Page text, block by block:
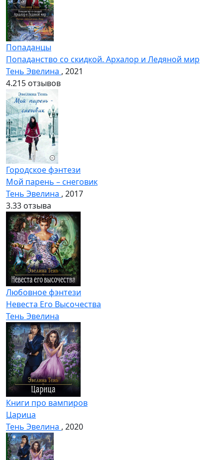
Попаданцы
Попаданство со скидкой. Архалор и Ледяной мир
Тень Эвелина , 2021
4.215 отзывов
Городское фэнтези
Мой парень – снеговик
Тень Эвелина , 2017
3.33 отзыва
Любовное фэнтези
Невеста Его Высочества
Тень Эвелина
Книги про вампиров
Царица
Тень Эвелина , 2020